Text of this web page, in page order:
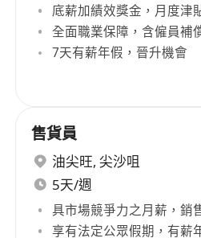
底薪加績效獎金，月度津
全面職業保障，含僱員補
7天有薪年假，晉升機會
售貨員
油尖旺, 尖沙咀
5天/週
具市場競爭力之月薪，銷
享有法定公眾假期，有薪